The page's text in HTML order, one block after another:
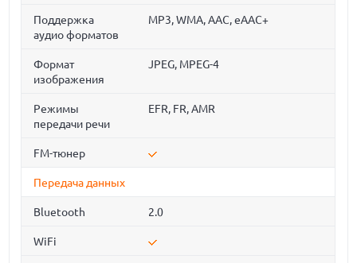
Поддержка
аудио форматов
MP3, WMA, AAC, eAAC+
Формат
изображения
JPEG, MPEG-4
Режимы
передачи речи
EFR, FR, AMR
FM-тюнер
Передача данных
Bluetooth 2.0
WiFi